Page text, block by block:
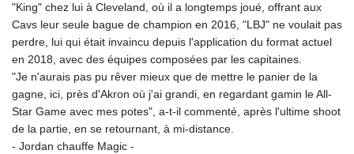
LTL 3.406053
LVL 0.697755
LYD 7.336566
MAD 10.74989
MDL 20.056874
MGA 4921.849865
MKD 61.568318
MMK 2421.882171
"King" chez lui à Cleveland, où il a longtemps joué, offrant aux
Cavs leur seule bague de champion en 2016, "LBJ" ne voulait pas
perdre, lui qui était invaincu depuis l'application du format actuel
en 2018, avec des équipes composées par les capitaines.
"Je n'aurais pas pu rêver mieux que de mettre le panier de la
gagne, ici, près d'Akron où j'ai grandi, en regardant gamin le All-
Star Game avec mes potes", a-t-il commenté, après l'ultime shoot
de la partie, en se retournant, à mi-distance.
- Jordan chauffe Magic -